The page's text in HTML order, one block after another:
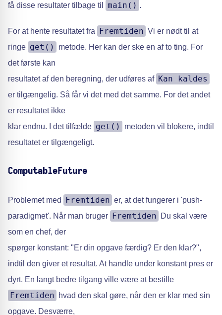
få disse resultater tilbage til
main() .
For at hente resultatet fra Fremtiden Vi er nødt til at
ringe get()
metode. Her kan der ske en af to ting. For
det første kan
resultatet af den beregning, der udføres af Kan kaldes
er tilgængelig. Så får vi det med det samme. For det andet
er resultatet ikke
klar endnu. I det tilfælde get()
metoden vil blokere, indtil
resultatet er tilgængeligt.
ComputableFuture
Problemet med Fremtiden er, at det fungerer i 'push-
paradigmet'. Når man bruger Fremtiden
Du skal være
som en chef, der
spørger konstant: "Er din opgave færdig? Er den klar?",
indtil den giver et resultat. At handle under konstant pres er
dyrt. En langt bedre tilgang ville være at bestille
Fremtiden
hvad den skal gøre, når den er klar med sin
opgave. Desværre,